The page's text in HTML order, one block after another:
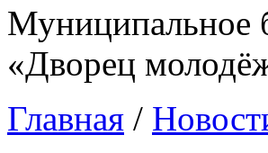
Муниципальное
«Дворец
Главная /